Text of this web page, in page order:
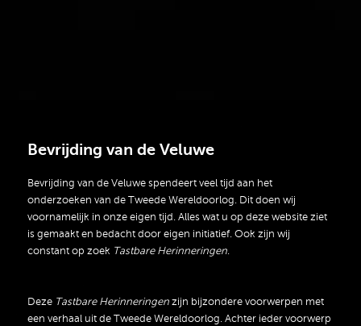
Bevrijding van de Veluwe
Bevrijding van de Veluwe spendeert veel tijd aan het
onderzoeken van de Tweede Wereldoorlog. Dit doen wij
voornamelijk in onze eigen tijd. Alles wat u op deze website ziet
is gemaakt en bedacht door eigen initiatief. Ook zijn wij
constant op zoek Tastbare Herinneringen.
Deze Tastbare Herinneringen zijn bijzondere voorwerpen met
een verhaal uit de Tweede Wereldoorlog. Achter ieder voorwerp